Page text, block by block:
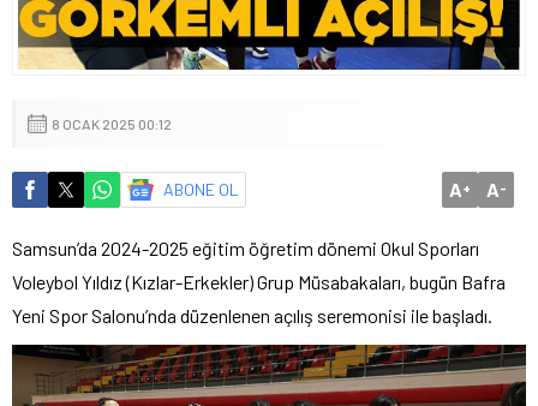
8 OCAK 2025 00:12
ABONE OL A+ A-
Samsun’da 2024-2025 eğitim öğretim dönemi Okul Sporları
Voleybol Yıldız (Kızlar-Erkekler) Grup Müsabakaları, bugün Bafra
Yeni Spor Salonu’nda düzenlenen açılış seremonisi ile başladı.